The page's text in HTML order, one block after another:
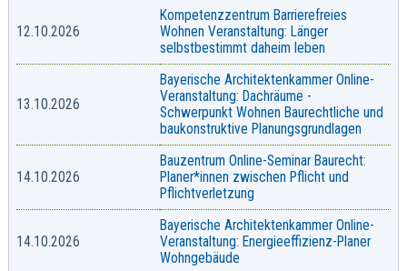
12.10.2026
Kompetenzzentrum Barrierefreies
Wohnen Veranstaltung: Länger
selbstbestimmt daheim leben
13.10.2026
Bayerische Architektenkammer Online-
Veranstaltung: Dachräume -
Schwerpunkt Wohnen Baurechtliche und
baukonstruktive Planungsgrundlagen
14.10.2026
Bauzentrum Online-Seminar Baurecht:
Planer*innen zwischen Pflicht und
Pflichtverletzung
14.10.2026
Bayerische Architektenkammer Online-
Veranstaltung: Energieeffizienz-Planer
Wohngebäude